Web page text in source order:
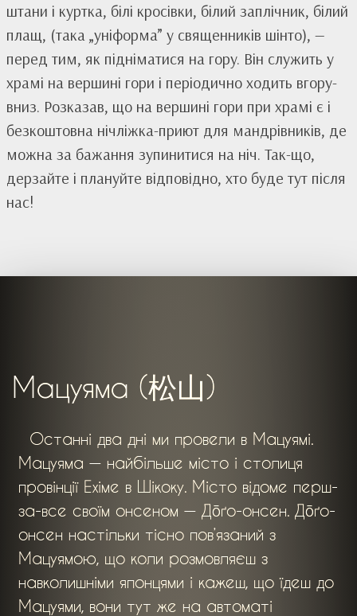
штани і куртка, білі кросівки, білий заплічник, білий
плащ, (така „уніформа” у священників шінто), —
перед тим, як підніматися на гору. Він служить у
храмі на вершині гори і періодично ходить вгору-
вниз. Розказав, що на вершині гори при храмі є і
безкоштовна нічліжка-приют для мандрівників, де
можна за бажання зупинитися на ніч. Так-що,
дерзайте і плануйте відповідно, хто буде тут після
нас!
Мацуяма (松山)
Останні два дні ми провели в Мацуямі.
Мацуяма — найбільше місто і столиця
провінції Ехіме в Шікоку. Місто відоме перш-
за-все своїм онсеном — До̄ґо-онсен. До̄ґо-
онсен настільки тісно пов’язаний з
Мацуямою, що коли розмовляєш з
навколишніми японцями і кажеш, що їдеш до
Мацуями, вони тут же на автоматі